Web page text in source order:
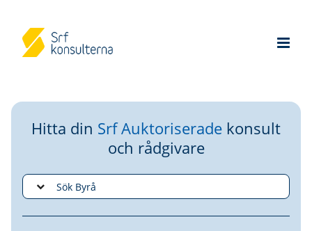
Hitta din Srf Auktoriserade konsult
och rådgivare